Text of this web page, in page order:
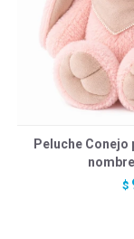
Peluche
$